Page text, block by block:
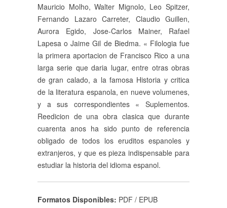
Mauricio Molho, Walter Mignolo, Leo Spitzer,
Fernando Lazaro Carreter, Claudio Guillen,
Aurora Egido, Jose-Carlos Mainer, Rafael
Lapesa o Jaime Gil de Biedma. « Filologia fue
la primera aportacion de Francisco Rico a una
larga serie que daria lugar, entre otras obras
de gran calado, a la famosa Historia y critica
de la literatura espanola, en nueve volumenes,
y a sus correspondientes « Suplementos.
Reedicion de una obra clasica que durante
cuarenta anos ha sido punto de referencia
obligado de todos los eruditos espanoles y
extranjeros, y que es pieza indispensable para
estudiar la historia del idioma espanol.
Formatos Disponibles: PDF / EPUB